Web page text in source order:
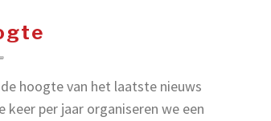
hoogte van het laatste nieuws
per jaar organiseren we een